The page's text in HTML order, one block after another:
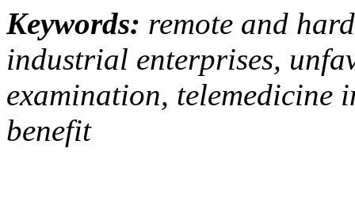
Keywords: remote and
industrial enterprises,
examination, telemedicine
benefit